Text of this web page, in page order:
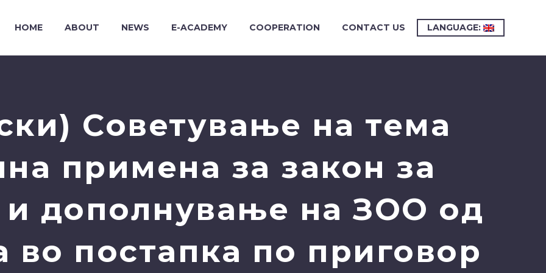
HOME ABOUT NEWS E-ACADEMY COOPERATION CONTACT US LANGUAGE:
Советување на тема
примена за закон за
дополнување на ЗОО од
во постапка по приговор